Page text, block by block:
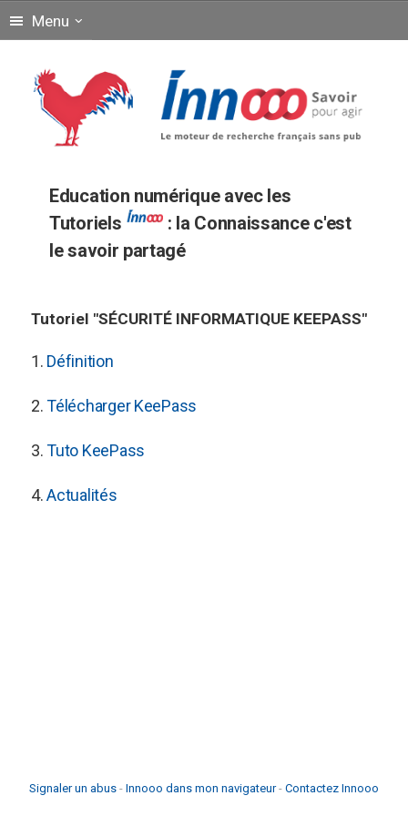
Menu
Education numérique avec les
Tutoriels
: la Connaissance c'est
le savoir partagé
Tutoriel "SÉCURITÉ INFORMATIQUE KEEPASS"
1. Définition
2.Télécharger KeePass
3.Tuto KeePass
4.Actualités
Signaler un abus - Innooo dans mon navigateur- Contactez Innooo